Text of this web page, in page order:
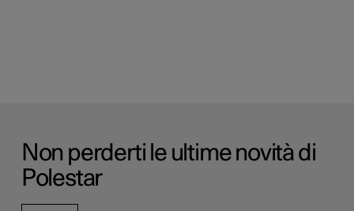
Non perderti le ultime novità di
Polestar